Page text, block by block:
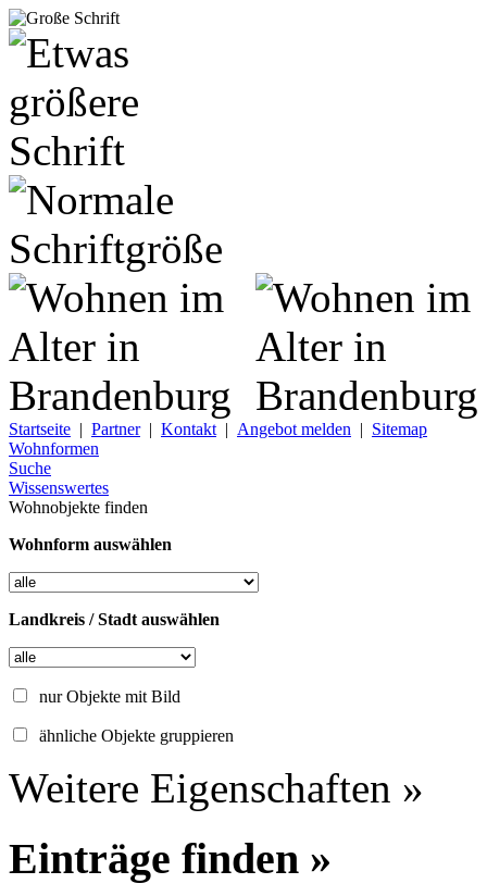
Startseite | Partner| Kontakt | Angebot melden | Sitemap
Wohnformen
Suche
Wissenswertes
Wohnobjekte finden
Wohnform auswählen
Landkreis / Stadt auswählen
nur Objekte mit Bild
ähnliche Objekte gruppieren
Weitere Eigenschaften »
Einträge finden »